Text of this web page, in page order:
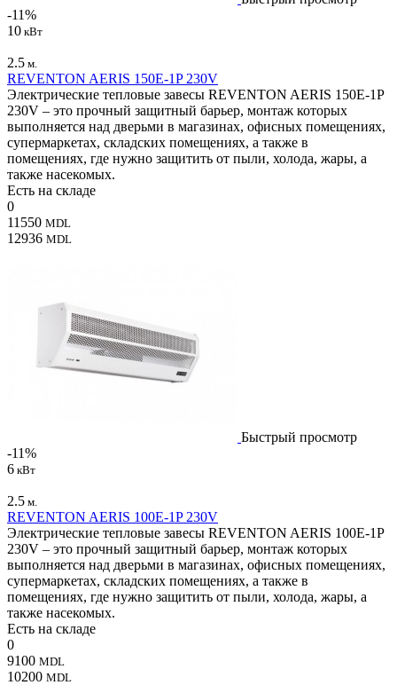
-11%
10 кВт
2.5 м.
REVENTON AERIS 150Е-1P 230V
Электрические тепловые завесы REVENTON AERIS 150Е-1P
230V – это прочный защитный барьер, монтаж которых
выполняется над дверьми в магазинах, офисных помещениях,
супермаркетах, складских помещениях, а также в
помещениях, где нужно защитить от пыли, холода, жары, а
также насекомых.
Есть на складе
0
11550 MDL
12936 MDL
Быстрый просмотр
-11%
6 кВт
2.5 м.
REVENTON AERIS 100Е-1P 230V
Электрические тепловые завесы REVENTON AERIS 100Е-1P
230V – это прочный защитный барьер, монтаж которых
выполняется над дверьми в магазинах, офисных помещениях,
супермаркетах, складских помещениях, а также в
помещениях, где нужно защитить от пыли, холода, жары, а
также насекомых.
Есть на складе
0
9100 MDL
10200 MDL